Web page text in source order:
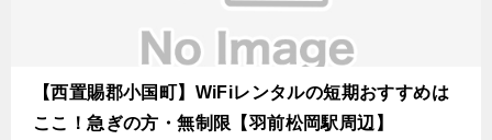
【西置賜郡小国町】WiFiレンタルの短期おすすめは
ここ！急ぎの方・無制限【羽前松岡駅周辺】